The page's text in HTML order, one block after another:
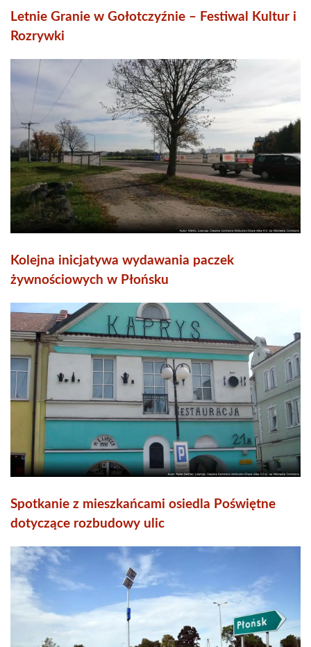
Letnie Granie w Gołotczyźnie – Festiwal Kultur i
Rozrywki
Kolejna inicjatywa wydawania paczek
żywnościowych w Płońsku
Spotkanie z mieszkańcami osiedla Poświętne
dotyczące rozbudowy ulic